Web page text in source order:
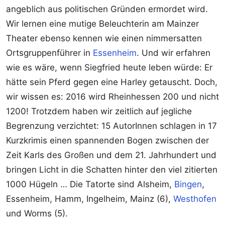
angeblich aus politischen Gründen ermordet wird.
Wir lernen eine mutige Beleuchterin am Mainzer
Theater ebenso kennen wie einen nimmersatten
Ortsgruppenführer in Essenheim. Und wir erfahren
wie es wäre, wenn Siegfried heute leben würde: Er
hätte sein Pferd gegen eine Harley getauscht. Doch,
wir wissen es: 2016 wird Rheinhessen 200 und nicht
1200! Trotzdem haben wir zeitlich auf jegliche
Begrenzung verzichtet: 15 AutorInnen schlagen in 17
Kurzkrimis einen spannenden Bogen zwischen der
Zeit Karls des Großen und dem 21. Jahrhundert und
bringen Licht in die Schatten hinter den viel zitierten
1000 Hügeln … Die Tatorte sind Alsheim, Bingen,
Essenheim, Hamm, Ingelheim, Mainz (6), Westhofen
und Worms (5).